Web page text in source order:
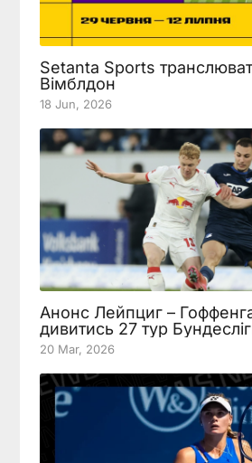
Setanta Sports
Вімблдон
18 Jun, 2026
Анонс Лейпциг –
дивитись 27 тур
20 Mar, 2026